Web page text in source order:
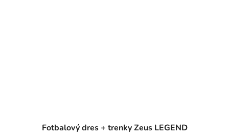
Fotbalový dres + trenky Zeus LEGEND